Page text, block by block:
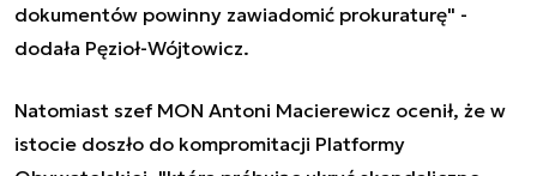
dokumentów powinny zawiadomić prokuraturę" -
dodała Pęzioł-Wójtowicz.
Natomiast szef MON Antoni Macierewicz ocenił, że w
istocie doszło do kompromitacji Platformy